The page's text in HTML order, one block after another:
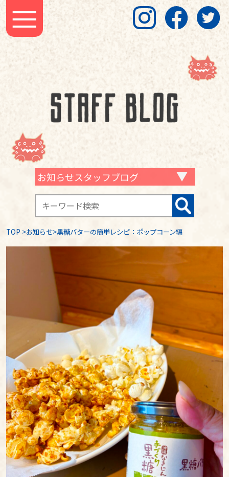
お知らせスタッフブログ
TOP >お知らせ>黒糖バターの簡単レシピ：ポップコーン編